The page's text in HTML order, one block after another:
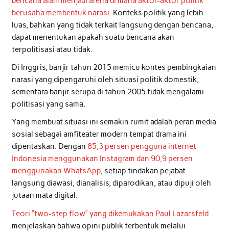
berusaha membentuk narasi. Konteks politik yang lebih
luas, bahkan yang tidak terkait langsung dengan bencana,
dapat menentukan apakah suatu bencana akan
terpolitisasi atau tidak.
Di Inggris, banjir tahun 2015 memicu kontes pembingkaian
narasi yang dipengaruhi oleh situasi politik domestik,
sementara banjir serupa di tahun 2005 tidak mengalami
politisasi yang sama.
Yang membuat situasi ini semakin rumit adalah peran media
sosial sebagai amfiteater modern tempat drama ini
dipentaskan. Dengan 85,3 persen pengguna internet
Indonesia menggunakan Instagram dan 90,9 persen
menggunakan WhatsApp, setiap tindakan pejabat
langsung diawasi, dianalisis, diparodikan, atau dipuji oleh
jutaan mata digital.
Teori “two-step flow” yang dikemukakan Paul Lazarsfeld
menjelaskan bahwa opini publik terbentuk melalui